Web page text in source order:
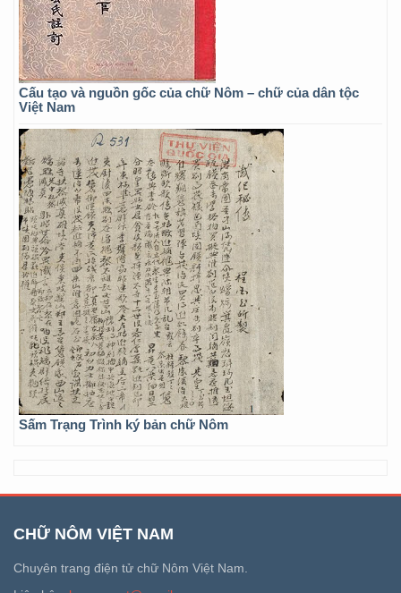
Cấu tạo và nguồn gốc của chữ Nôm – chữ của dân tộc
Việt Nam
Sấm Trạng Trình ký bản chữ Nôm
CHỮ NÔM VIỆT NAM
Chuyên trang điện tử chữ Nôm Việt Nam.